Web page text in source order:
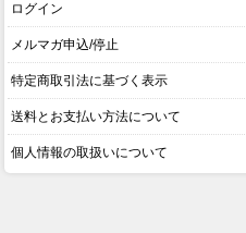
ログイン
メルマガ申込/停止
特定商取引法に基づく表示
送料とお支払い方法について
個人情報の取扱いについて